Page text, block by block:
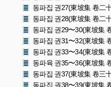
동파집 권27(東坡集 卷二
동파집 권28(東坡集 卷二
동파집 권29〜30(東坡集
동파집 권31〜32(東坡集
동파집 권33〜34(東坡集
동파육 권35〜36(東坡集
동파집 권37(東坡集 卷三
동파집 권38〜39(東坡集